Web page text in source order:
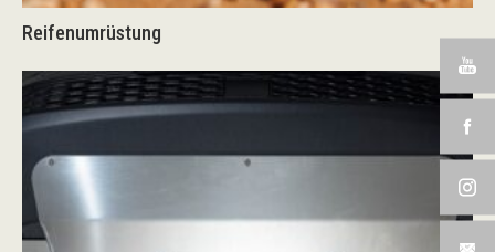
Reifenumrüstung